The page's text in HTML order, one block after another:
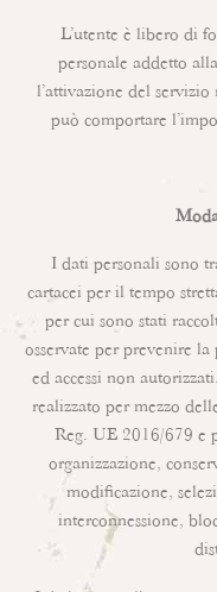
L’utente è libero di
personale addetto
l’attivazione del
può comportare
I dati personali sono
cartacei per il tempo
per cui sono stati
osservate per prevenire
ed accessi non
realizzato per mezzo
Reg. UE 2016/679 e
organizzazione,
modificazione,
interconnessione,